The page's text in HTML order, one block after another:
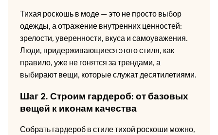
Тихая роскошь в моде — это не просто выбор
одежды, а отражение внутренних ценностей:
зрелости, уверенности, вкуса и самоуважения.
Люди, придерживающиеся этого стиля, как
правило, уже не гонятся за трендами, а
выбирают вещи, которые служат десятилетиями.
Шаг 2. Строим гардероб: от базовых
вещей к иконам качества
Собрать гардероб в стиле тихой роскоши можно,